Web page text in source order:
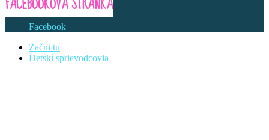
Facebook
Začni tu
Detskí sprievodcovia